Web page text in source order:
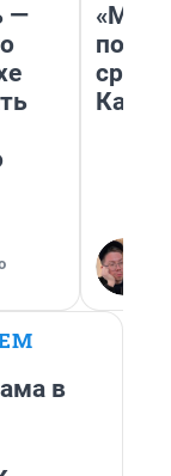
—
в